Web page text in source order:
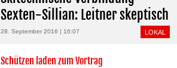
Sexten-Sillian: Leitner skeptisch
28. September 2016 | 16:07 LOKAL
Schützen laden zum Vortrag